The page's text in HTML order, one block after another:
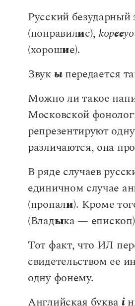
Русский безударный
(понравилис), kopee
(хорошие).
Звук ыпередается
Можно ли такое
Московской
репрезентируют
различаются, она
В ряде случаев
единичном случае
(пропали). Кроме
(Владыка —
Тот факт, что ИЛ
свидетельством ее
одну фонему.
Английская буква i